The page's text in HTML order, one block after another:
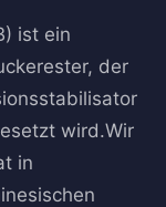
ist ein
der
wird.Wir
in